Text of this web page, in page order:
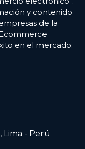
y contenido
de la
en el mercado.
Lima - Perú